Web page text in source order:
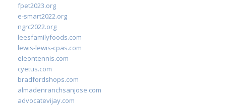
fpet2023.org
e-smart2022.org
ngrc2022.org
leesfamilyfoods.com
lewis-lewis-cpas.com
eleontennis.com
cyetus.com
bradfordshops.com
almadenranchsanjose.com
advocatevijay.com